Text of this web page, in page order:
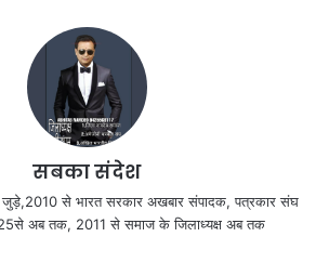
सबका संदेश
जुड़े,2010 से भारत सरकार अखबार संपादक, पत्रकार संघ
अब तक, 2011 से समाज के जिलाध्यक्ष अब तक